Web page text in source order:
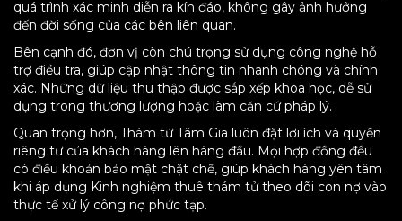
quá trình xác minh diễn ra kín đáo, không gây ảnh hưởng
đến đời sống của các bên liên quan.
Bên cạnh đó, đơn vị còn chú trọng sử dụng công nghệ hỗ
trợ điều tra, giúp cập nhật thông tin nhanh chóng và chính
xác. Những dữ liệu thu thập được sắp xếp khoa học, dễ sử
dụng trong thương lượng hoặc làm căn cứ pháp lý.
Quan trọng hơn, Thám tử Tâm Gia luôn đặt lợi ích và quyền
riêng tư của khách hàng lên hàng đầu. Mọi hợp đồng đều
có điều khoản bảo mật chặt chẽ, giúp khách hàng yên tâm
khi áp dụng Kinh nghiệm thuê thám tử theo dõi con nợ vào
thực tế xử lý công nợ phức tạp.